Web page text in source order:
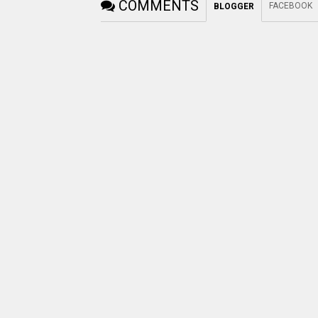
COMMENTS BLOGGER FACEBOOK